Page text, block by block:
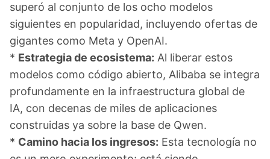
superó al conjunto de los ocho modelos
siguientes en popularidad, incluyendo ofertas de
gigantes como Meta y OpenAI.
* Estrategia de ecosistema: Al liberar estos
modelos como código abierto, Alibaba se integra
profundamente en la infraestructura global de
IA, con decenas de miles de aplicaciones
construidas ya sobre la base de Qwen.
* Camino hacia los ingresos: Esta tecnología no